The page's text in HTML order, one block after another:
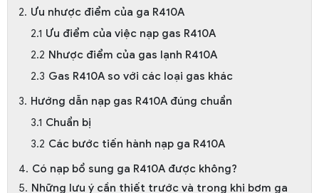
Ưu nhược điểm của ga R410A
Ưu điểm của việc nạp gas R410A
Nhược điểm của gas lạnh R410A
Gas R410A so với các loại gas khác
Hướng dẫn nạp gas R410A đúng chuẩn
Chuẩn bị
Các bước tiến hành nạp ga R410A
Có nạp bổ sung ga R410A được không?
Những lưu ý cần thiết trước và trong khi bơm ga